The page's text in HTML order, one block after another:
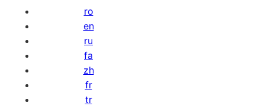
ro
en
ru
fa
zh
fr
tr